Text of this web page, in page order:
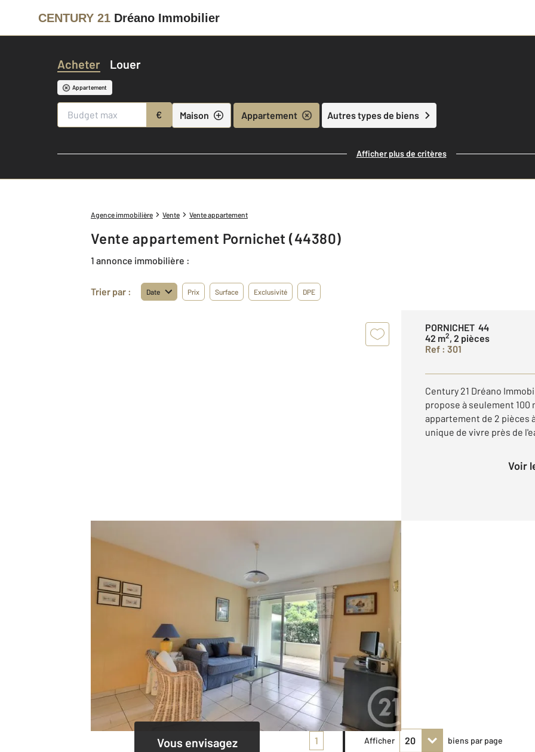
CENTURY 21 Dréano Immobilier
Acheter Louer
Appartement
€ Maison Appartement Autres types de biens
Afficher plus de critères
Agence immobilière Vente Vente appartement
Vente appartement Pornichet (44380)
1 annonce immobilière :
Trier par : Date Prix Surface Exclusivité DPE
PORNICHET 44
42 m2, 2 pièces
Ref : 301
Century 21 Dréano
propose à seulement
appartement de 2 pièces
unique de vivre près de
Voir
Vous envisagez
1 Afficher biens par page